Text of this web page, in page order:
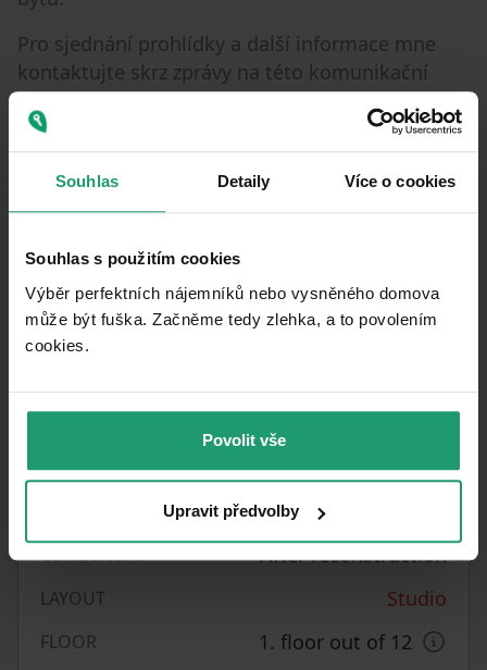
Souhlas Detaily Více o cookies
Souhlas s použitím cookies
Výběr perfektních nájemníků nebo vysněného domova
může být fuška. Začněme tedy zlehka, a to povolením
cookies.​
Povolit vše
Upravit předvolby
Pro sjednání prohlídky a další informace mne
kontaktujte skrz zprávy na této komunikační
platformě.
Property characteristics
CONSTRUCTION
Precast concrete
FULLY FURNISHED
LISTING ID 915646
CZK 357.14/
CONDITION After reconstruction
LAYOUT Studio
FLOOR 1. floor out of 12